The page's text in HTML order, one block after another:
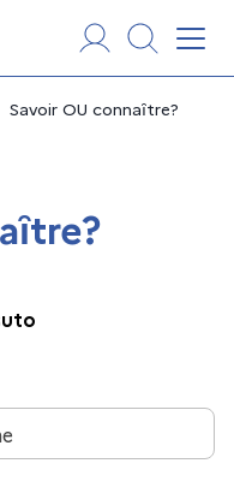
Savoir OU connaȋtre?